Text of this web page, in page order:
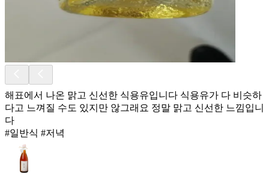
해표에서 나온 맑고 신선한 식용유입니다 식용유가 다 비슷하
다고 느껴질 수도 있지만 않그래요 정말 맑고 신선한 느낌입니
다
#일반식 #저녁